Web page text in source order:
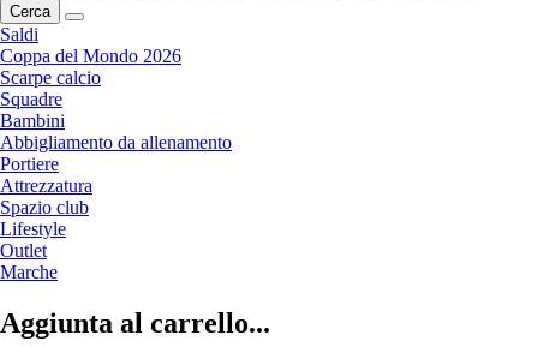
Cerca
Saldi
Coppa del Mondo 2026
Scarpe calcio
Squadre
Bambini
Abbigliamento da allenamento
Portiere
Attrezzatura
Spazio club
Lifestyle
Outlet
Marche
Aggiunta al carrello...